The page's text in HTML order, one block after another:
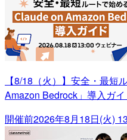
【8/18（火）】安全・最短
Amazon Bedrock」導入ガイ
開催前2026年8月18日(火)